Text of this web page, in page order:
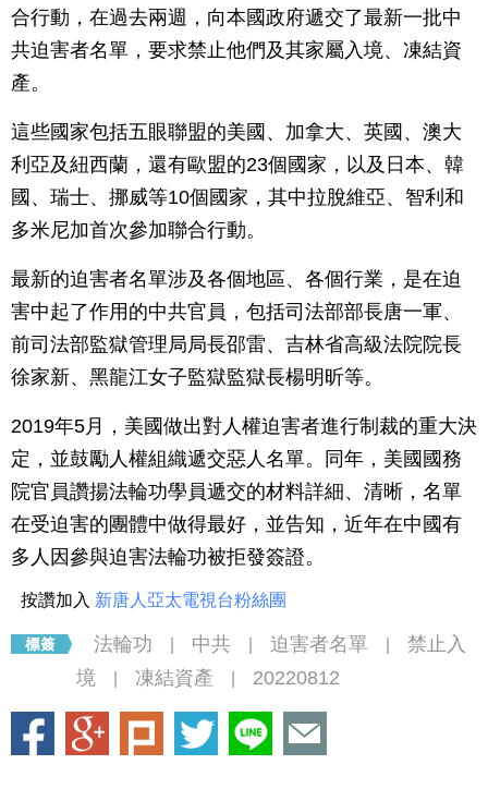
合行動，在過去兩週，向本國政府遞交了最新一批中
共迫害者名單，要求禁止他們及其家屬入境、凍結資
產。
這些國家包括五眼聯盟的美國、加拿大、英國、澳大
利亞及紐西蘭，還有歐盟的23個國家，以及日本、韓
國、瑞士、挪威等10個國家，其中拉脫維亞、智利和
多米尼加首次參加聯合行動。
最新的迫害者名單涉及各個地區、各個行業，是在迫
害中起了作用的中共官員，包括司法部部長唐一軍、
前司法部監獄管理局局長邵雷、吉林省高級法院院長
徐家新、黑龍江女子監獄監獄長楊明昕等。
2019年5月，美國做出對人權迫害者進行制裁的重大決
定，並鼓勵人權組織遞交惡人名單。同年，美國國務
院官員讚揚法輪功學員遞交的材料詳細、清晰，名單
在受迫害的團體中做得最好，並告知，近年在中國有
多人因參與迫害法輪功被拒發簽證。
按讚加入 新唐人亞太電視台粉絲團
法輪功 中共 迫害者名單
禁止入
境
凍結資產 20220812